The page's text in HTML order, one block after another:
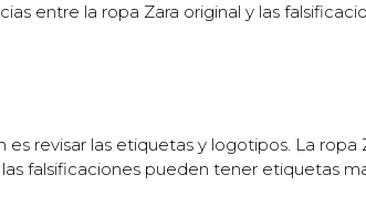
entre la ropa Zara original y las
revisar las etiquetas y logotipos. La
falsificaciones pueden tener etiquetas